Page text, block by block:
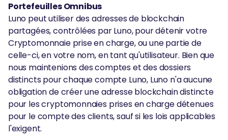
Portefeuilles Omnibus
Luno peut utiliser des adresses de blockchain
partagées, contrôlées par Luno, pour détenir votre
Cryptomonnaie prise en charge, ou une partie de
celle-ci, en votre nom, en tant qu'utilisateur. Bien que
nous maintenions des comptes et des dossiers
distincts pour chaque compte Luno, Luno n'a aucune
obligation de créer une adresse blockchain distincte
pour les cryptomonnaies prises en charge détenues
pour le compte des clients, sauf si les lois applicables
l'exigent.